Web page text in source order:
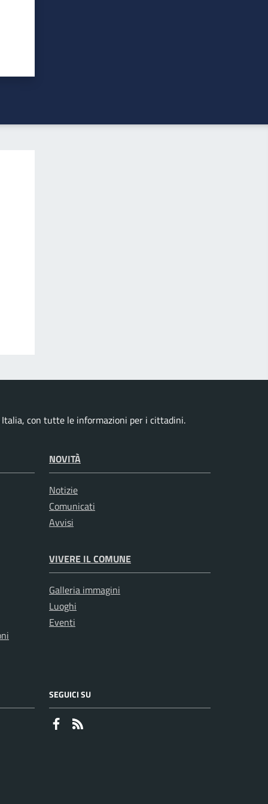
Italia, con tutte le informazioni per i cittadini.
NOVITÀ
Notizie
Comunicati
Avvisi
VIVERE IL COMUNE
Galleria immagini
Luoghi
Eventi
SEGUICI SU
Faceboook